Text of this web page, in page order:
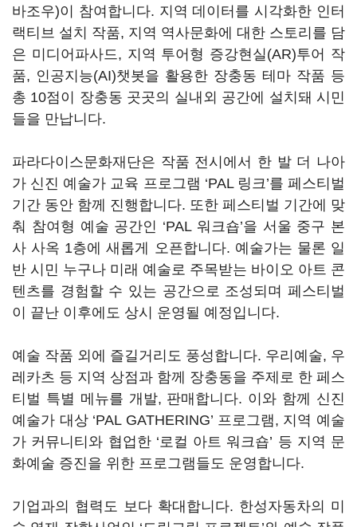
바조우)이 참여합니다. 지역 데이터를 시각화한 인터
랙티브 설치 작품, 지역 역사문화에 대한 스토리를 담
은 미디어파사드, 지역 투어형 증강현실(AR)투어 작
품, 인공지능(AI)챗봇을 활용한 장충동 테마 작품 등
총 10점이 장충동 곳곳의 실내외 공간에 설치돼 시민
들을 만납니다.
파라다이스문화재단은 작품 전시에서 한 발 더 나아
가 신진 예술가 교육 프로그램 ‘PAL 링크’를 페스티벌
기간 동안 함께 진행합니다. 또한 페스티벌 기간에 맞
춰 참여형 예술 공간인 ‘PAL 워크숍’을 서울 중구 본
사 사옥 1층에 새롭게 오픈합니다. 예술가는 물론 일
반 시민 누구나 미래 예술로 주목받는 바이오 아트 콘
텐츠를 경험할 수 있는 공간으로 조성되며 페스티벌
이 끝난 이후에도 상시 운영될 예정입니다.
예술 작품 외에 즐길거리도 풍성합니다. 우리예술, 우
레카츠 등 지역 상점과 함께 장충동을 주제로 한 페스
티벌 특별 메뉴를 개발, 판매합니다. 이와 함께 신진
예술가 대상 ‘PAL GATHERING’ 프로그램, 지역 예술
가 커뮤니티와 협업한 ‘로컬 아트 워크숍’ 등 지역 문
화예술 증진을 위한 프로그램들도 운영합니다.
기업과의 협력도 보다 확대합니다. 한성자동차의 미